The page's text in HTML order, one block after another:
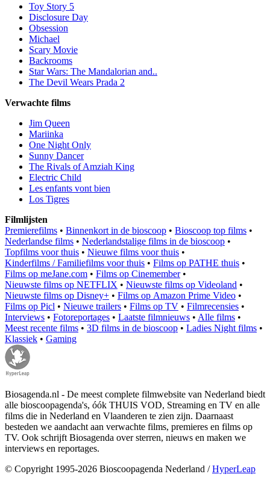
Toy Story 5
Disclosure Day
Obsession
Michael
Scary Movie
Backrooms
Star Wars: The Mandalorian and..
The Devil Wears Prada 2
Verwachte films
Jim Queen
Mariinka
One Night Only
Sunny Dancer
The Rivals of Amziah King
Electric Child
Les enfants vont bien
Los Tigres
Filmlijsten
Premierefilms • Binnenkort in de bioscoop • Bioscoop top films •
Nederlandse films • Nederlandstalige films in de bioscoop •
Topfilms voor thuis • Nieuwe films voor thuis •
Kinderfilms / Familiefilms voor thuis • Films op PATHE thuis •
Films op meJane.com • Films op Cinemember•
Nieuwste films op NETFLIX • Nieuwste films op Videoland •
Nieuwste films op Disney+ • Films op Amazon Prime Video •
Films op Picl • Nieuwe trailers • Films op TV • Filmrecensies •
Interviews • Fotoreportages • Laatste filmnieuws • Alle films •
Meest recente films • 3D films in de bioscoop • Ladies Night films •
Klassiek • Gaming
Biosagenda.nl - De meest complete filmwebsite van Nederland biedt
alle bioscoopagenda's, óók THUIS VOD, Streaming en TV en alle
films die in Nederland en Vlaanderen te zien zijn. Daarnaast
besteden we aandacht aan verwachte films, premieres en films op
TV. Ook schrijft Biosagenda over sterren, nieuws en maken we
interviews en reportages.
© Copyright 1995-2026 Bioscoopagenda Nederland /HyperLeap